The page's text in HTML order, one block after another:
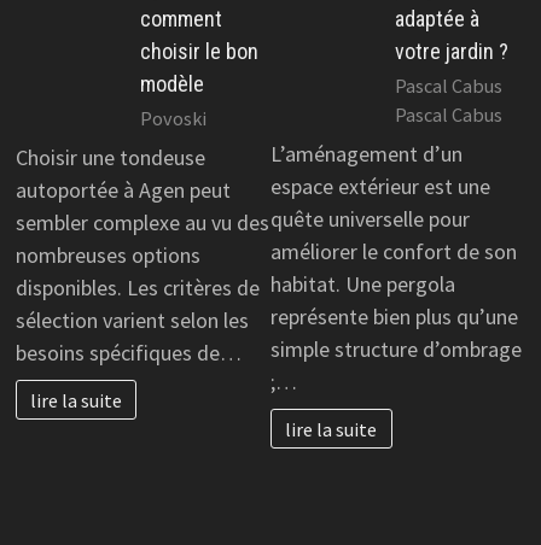
comment
choisir le bon
modèle
Povoski
Choisir une tondeuse
autoportée à Agen peut
sembler complexe au vu des
nombreuses options
disponibles. Les critères de
sélection varient selon les
besoins spécifiques de…
lire la suite
adaptée à
votre jardin ?
Pascal Cabus
Pascal Cabus
L’aménagement d’un
espace extérieur est une
quête universelle pour
améliorer le confort de son
habitat. Une pergola
représente bien plus qu’une
simple structure d’ombrage
;…
lire la suite